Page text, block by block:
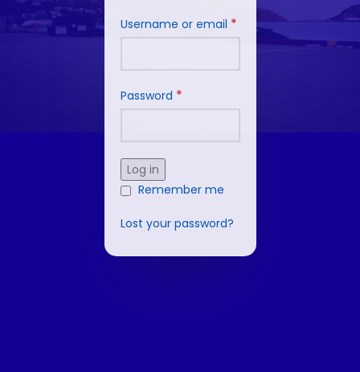
Username or email *
Password *
Log in
Remember me
Lost your password?